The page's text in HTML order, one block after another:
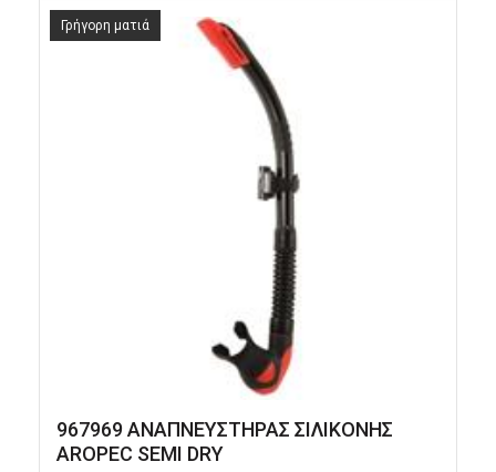
967969 ΑΝΑΠΝΕΥΣΤΗΡΑΣ ΣΙΛΙΚΟΝΗΣ
AROPEC SEMI DRY
Γρήγορη ματιά